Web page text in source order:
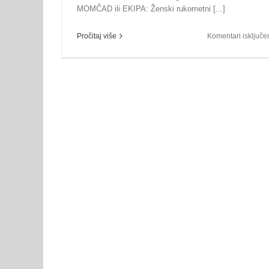
MOMČAD ili EKIPA: Ženski rukometni [...]
Pročitaj više Komentari